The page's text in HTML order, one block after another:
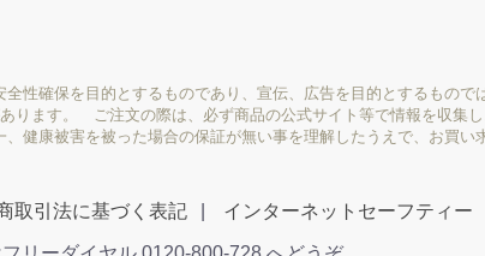
性確保を目的とするものであり、宣伝、広告を目的とするもの
ります。 ご注文の際は、必ず商品の公式サイト等で情報を収集
康被害を被った場合の保証が無い事を理解したうえで、お買い
取引法に基づく表記 インターネットセーフティー